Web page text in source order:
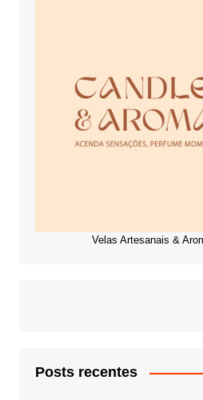
Velas Artesanais &
Posts recentes